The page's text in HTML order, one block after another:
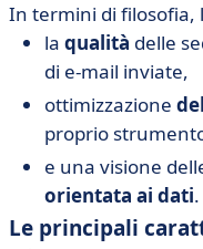
In termini di filosofia,
la qualità delle
di e-mail inviate,
ottimizzazione
proprio
e una visione
orientata ai dati.
Le principali